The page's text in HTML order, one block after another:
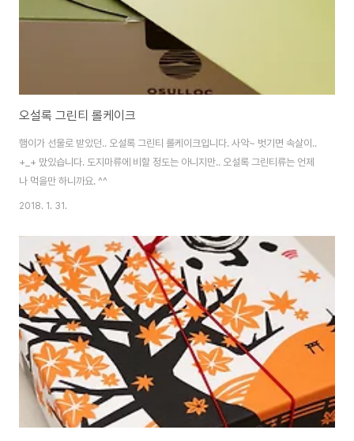
오설록 그린티 롤케이크
햄이가 선물로 받았던.. 오설록 그린티 롤케이크입니다. 사악~ 벗기면 속살이..
+_+ 맜있습니다. 도지마류에 비할 정도는 아니지만.. 오설록 그린티류는 언제
나 먹을만 하니까요. ^^
2018. 1. 31.